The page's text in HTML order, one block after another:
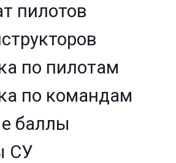
пилотов
по пилотам
по командам
баллы
СУ